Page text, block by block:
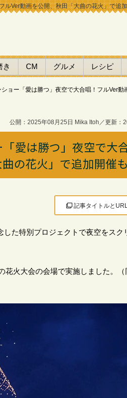
Ver動画を公開、秋田「大曲の花火」で追
き CM グルメ レシピ
ョー「愛は勝つ」夜空で大合唱！フルVer
公開：2025年08月25日 Mika Itoh／更新：
愛は勝つ」夜空で大
の花火」で追加開催も
記事タイトルと
た特別プロジェクトで夜空をスク
花火大会の会場で実施しました。